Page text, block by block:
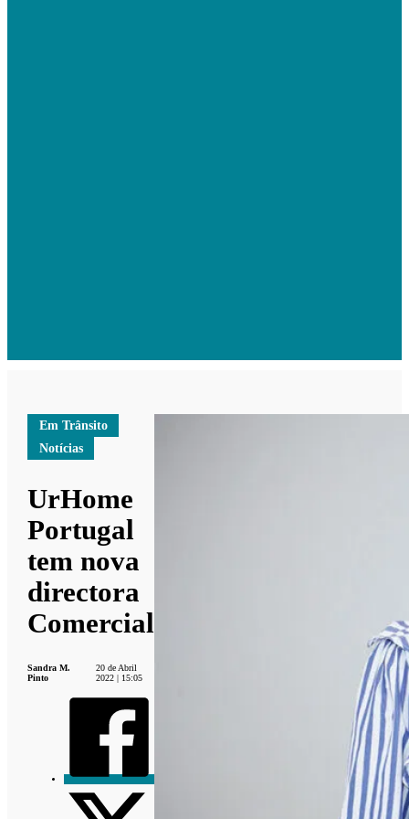
Em Trânsito
Notícias
UrHome
Portugal
tem nova
directora
Comercial
Sandra M.
Pinto
20 de Abril
2022 | 15:05